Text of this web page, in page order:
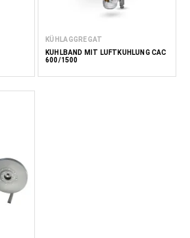
KÜHLAGGREGAT
KÜHLBAND MIT LUFTKÜHLUNG CAC
600/1500